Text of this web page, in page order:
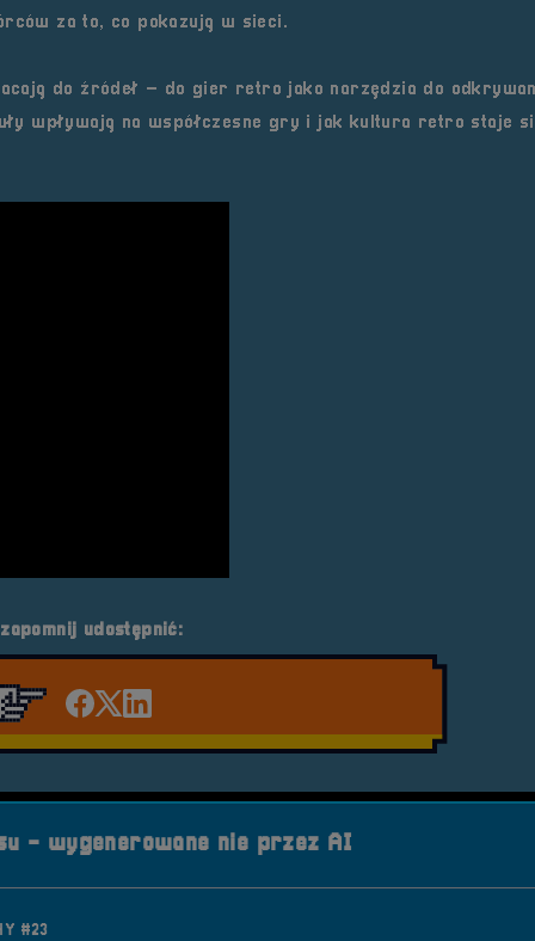
za to, co pokazują w sieci.
do źródeł – do gier retro jako narzędzia do
wpływają na współczesne gry i jak kultura retro staje
udostępnić:
Udostępnij na facebook'u
Udostępnij na Twiterze
Udostępnij na LinkedIn
- wygenerowane nie przez AI
#23